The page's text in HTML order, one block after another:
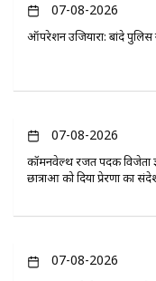
07-08-2026
ऑपरेशन उजियारा: बांदे पुलिस
07-08-2026
कॉमनवेल्थ रजत पदक विजेता
छात्राओं को दिया प्रेरणा का
07-08-2026